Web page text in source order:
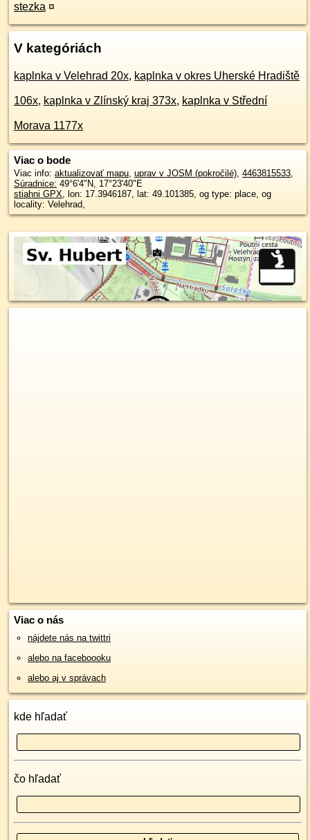
stezka ¤
V kategóriách
kaplnka v Velehrad 20x, kaplnka v okres Uherské Hradiště
106x, kaplnka v Zlínský kraj 373x, kaplnka v Střední
Morava 1177x
Viac o bode
Viac info: aktualizovať mapu, uprav v JOSM (pokročilé), 4463815533,
Súradnice: 49°6'4"N, 17°23'40"E
stiahni GPX, lon: 17.3946187, lat: 49.101385, og type: place, og
locality: Velehrad,
Viac o nás
nájdete nás na twittri
alebo na faceboooku
alebo aj v správach
kde hľadať
čo hľadať